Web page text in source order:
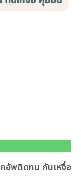
อัพติดทน กันเหงื่อ